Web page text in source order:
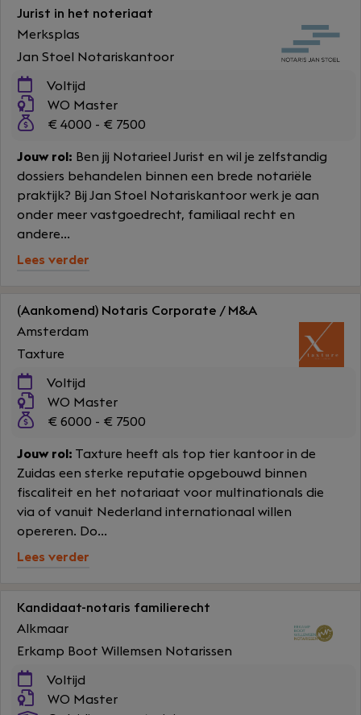
Jurist in het noteriaat
Merksplas
Jan Stoel Notariskantoor
Voltijd
WO Master
€ 4000 - € 7500
Jouw rol: Ben jij Notarieel Jurist en wil je zelfstandig
dossiers behandelen binnen een brede notariële
praktijk? Bij Jan Stoel Notariskantoor werk je aan
onder meer vastgoedrecht, familiaal recht en
andere...
Lees verder
(Aankomend) Notaris Corporate / M&A
Amsterdam
Taxture
Voltijd
WO Master
€ 6000 - € 7500
Jouw rol: Taxture heeft als top tier kantoor in de
Zuidas een sterke reputatie opgebouwd binnen
fiscaliteit en het notariaat voor multinationals die
via of vanuit Nederland internationaal willen
opereren. Do...
Lees verder
Kandidaat-notaris familierecht
Alkmaar
Erkamp Boot Willemsen Notarissen
Voltijd
WO Master